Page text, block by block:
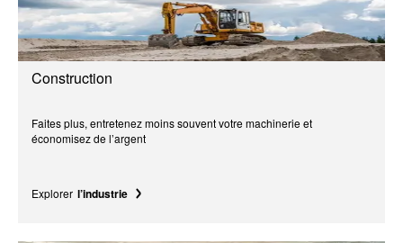
Construction
Faites plus, entretenez moins souvent votre machinerie et
économisez de l’argent
Explorer l’industrie